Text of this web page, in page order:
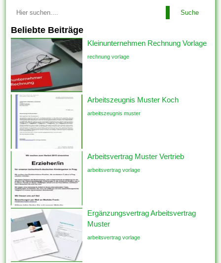
Suche
Beliebte Beiträge
Kleinunternehmen Rechnung Vorlage
rechnung vorlage
Arbeitszeugnis Muster Koch
arbeitszeugnis muster
Arbeitsvertrag Muster Vertrieb
arbeitsvertrag vorlage
Ergänzungsvertrag Arbeitsvertrag
Muster
arbeitsvertrag vorlage